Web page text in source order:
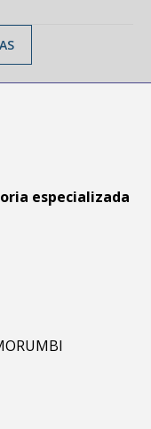
especializada